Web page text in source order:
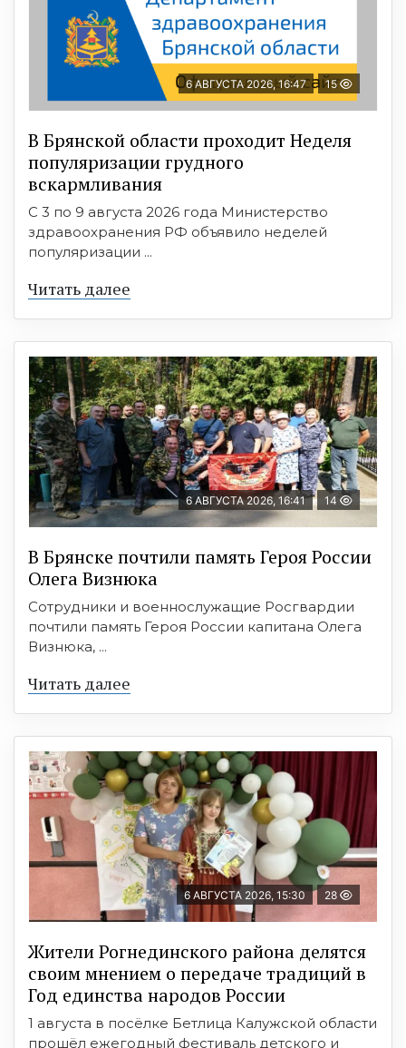
6 АВГУСТА 2026, 16:47 15
В Брянской области проходит Неделя
популяризации грудного
вскармливания
С 3 по 9 августа 2026 года Министерство
здравоохранения РФ объявило неделей
популяризации ...
Читать далее
6 АВГУСТА 2026, 16:41 14
В Брянске почтили память Героя России
Олега Визнюка
Сотрудники и военнослужащие Росгвардии
почтили память Героя России капитана Олега
Визнюка, ...
Читать далее
6 АВГУСТА 2026, 15:30 28
Жители Рогнединского района делятся
своим мнением о передаче традиций в
Год единства народов России
1 августа в посёлке Бетлица Калужской области
прошёл ежегодный фестиваль детского и